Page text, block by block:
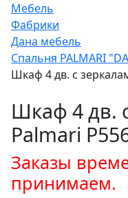
Мебель
Фабрики
Дана мебель
Спальня PALMARI
Шкаф 4 дв. с
Шкаф 4 дв.
Palmari
Заказы
принимаем.